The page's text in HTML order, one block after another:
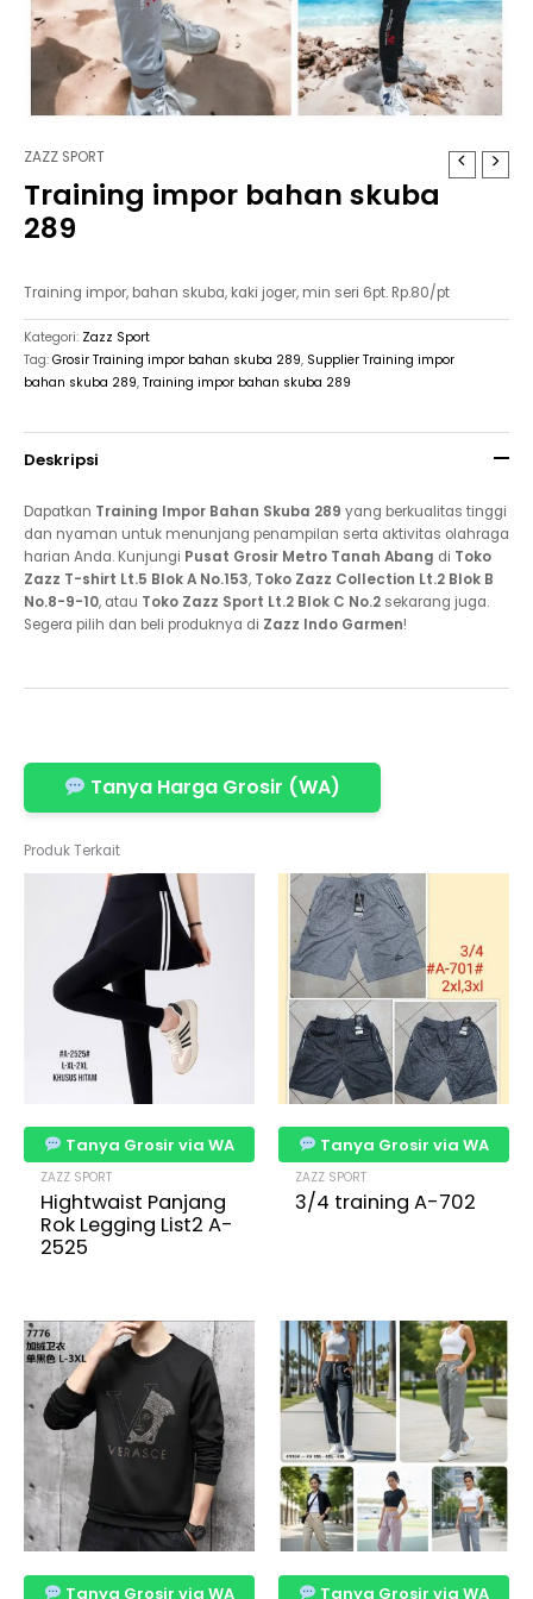
ZAZZ SPORT
Training impor bahan skuba
289
Training impor, bahan skuba, kaki joger, min seri 6pt. Rp.80/pt
Kategori: Zazz Sport
Tag: Grosir Training impor bahan skuba 289, Supplier Training impor
bahan skuba 289, Training impor bahan skuba 289
Deskripsi
Dapatkan Training Impor Bahan Skuba 289 yang berkualitas tinggi
dan nyaman untuk menunjang penampilan serta aktivitas olahraga
harian Anda. Kunjungi Pusat Grosir Metro Tanah Abang di Toko
Zazz T-shirt Lt.5 Blok A No.153, Toko Zazz Collection Lt.2 Blok B
No.8-9-10, atau Toko Zazz Sport Lt.2 Blok C No.2 sekarang juga.
Segera pilih dan beli produknya di Zazz Indo Garmen!
Tanya Harga Grosir (WA)
Produk Terkait
Tanya Grosir via WA
ZAZZ SPORT
Hightwaist Panjang
Rok Legging List2 A-
2525
Tanya Grosir via WA
ZAZZ SPORT
3/4 training A-702
Tanya Grosir via WA Tanya Grosir via WA